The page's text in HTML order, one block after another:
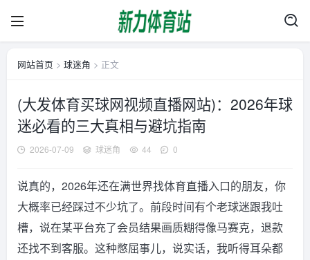
网站首页 > 球迷角 > 正文
(大发体育买球网视频直播网站)：2026年球
迷必看的三大真相与避坑指南
2026-07-09 球迷角 44 0
说真的，2026年还在满世界找体育直播入口的朋友，你
大概率已经踩过不少坑了。前段时间有个老球迷跟我吐
槽，说在某平台充了会员结果画质糊得像马赛克，退款
还找不到客服。这种憋屈事儿，说实话，我听得耳朵都